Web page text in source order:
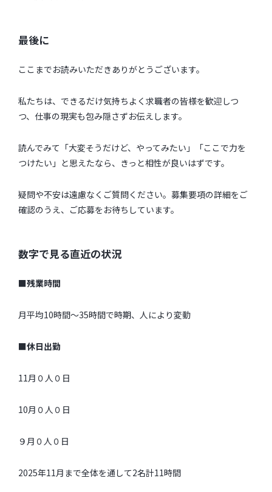
最後に
ここまでお読みいただきありがとうございます。
私たちは、できるだけ気持ちよく求職者の皆様を歓迎しつ
つ、仕事の現実も包み隠さずお伝えします。
読んでみて「大変そうだけど、やってみたい」「ここで力を
つけたい」と思えたなら、きっと相性が良いはずです。
疑問や不安は遠慮なくご質問ください。募集要項の詳細をご
確認のうえ、ご応募をお待ちしています。
数字で見る直近の状況
■残業時間
月平均10時間～35時間で時期、人により変動
■休日出勤
11月０人０日
10月０人０日
９月０人０日
2025年11月まで全体を通して2名計11時間